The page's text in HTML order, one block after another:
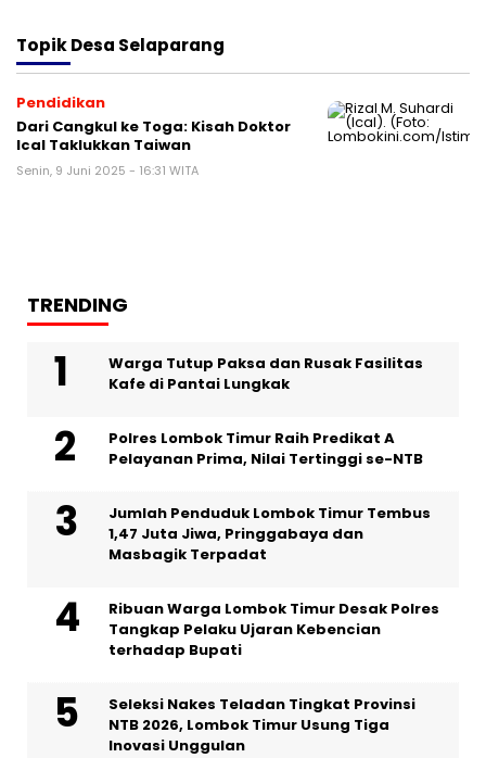
TopikDesa Selaparang
Pendidikan
Dari Cangkul ke Toga: Kisah Doktor
Ical Taklukkan Taiwan
Senin, 9 Juni 2025 - 16:31 WITA
TRENDING
Warga Tutup Paksa dan Rusak Fasilitas
Kafe di Pantai Lungkak
Polres Lombok Timur Raih Predikat A
Pelayanan Prima, Nilai Tertinggi se-NTB
Jumlah Penduduk Lombok Timur Tembus
1,47 Juta Jiwa, Pringgabaya dan
Masbagik Terpadat
Ribuan Warga Lombok Timur Desak Polres
Tangkap Pelaku Ujaran Kebencian
terhadap Bupati
Seleksi Nakes Teladan Tingkat Provinsi
NTB 2026, Lombok Timur Usung Tiga
Inovasi Unggulan